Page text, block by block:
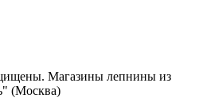
Магазины лепнины из
(Москва)